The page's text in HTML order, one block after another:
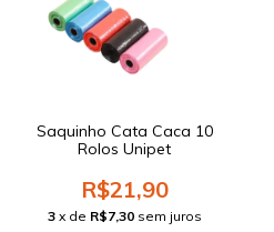
Saquinho Cata Caca 10
Rolos Unipet
R$21,90
3 x de R$7,30 sem juros